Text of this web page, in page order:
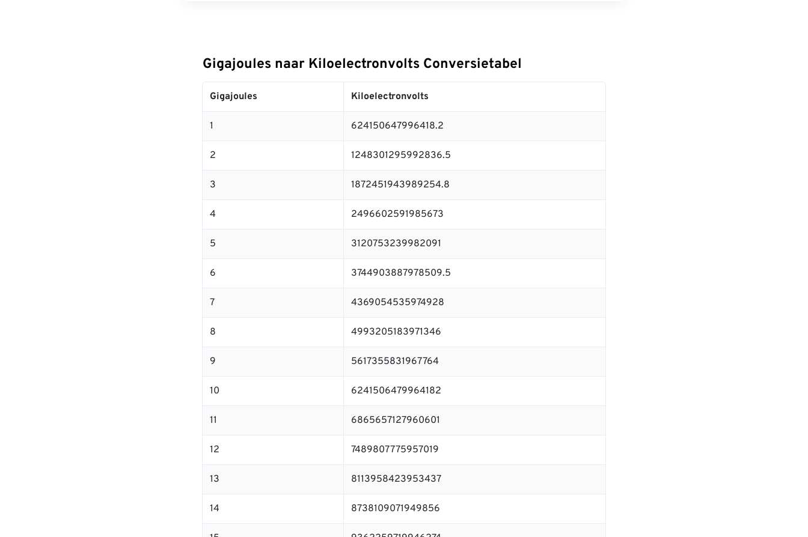
Gigajoules naar Kiloelectronvolts Conversietabel
Gigajoules Kiloelectronvolts
1 624150647996418.2
2 1248301295992836.5
3 1872451943989254.8
4 2496602591985673
5 3120753239982091
6 3744903887978509.5
7 4369054535974928
8 4993205183971346
9 5617355831967764
10 6241506479964182
11 6865657127960601
12 7489807775957019
13 8113958423953437
14 8738109071949856